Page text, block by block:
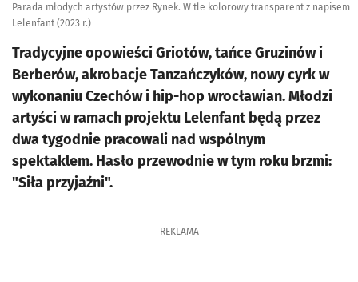
Parada młodych artystów przez Rynek. W tle kolorowy transparent z napisem
Lelenfant (2023 r.)
Tradycyjne opowieści Griotów, tańce Gruzinów i
Berberów, akrobacje Tanzańczyków, nowy cyrk w
wykonaniu Czechów i hip-hop wrocławian. Młodzi
artyści w ramach projektu Lelenfant będą przez
dwa tygodnie pracowali nad wspólnym
spektaklem. Hasło przewodnie w tym roku brzmi:
"Siła przyjaźni".
REKLAMA